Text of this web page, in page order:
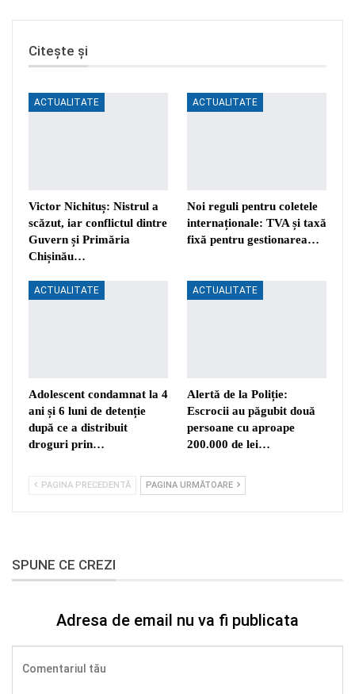
Citește și
ACTUALITATE
Victor Nichituș: Nistrul a
scăzut, iar conflictul dintre
Guvern și Primăria
Chișinău…
ACTUALITATE
Noi reguli pentru coletele
internaționale: TVA și taxă
fixă pentru gestionarea…
ACTUALITATE
Adolescent condamnat la 4
ani și 6 luni de detenție
după ce a distribuit
droguri prin…
ACTUALITATE
Alertă de la Poliție:
Escrocii au păgubit două
persoane cu aproape
200.000 de lei…
PAGINA PRECEDENTĂ PAGINA URMĂTOARE
SPUNE CE CREZI
Adresa de email nu va fi publicata